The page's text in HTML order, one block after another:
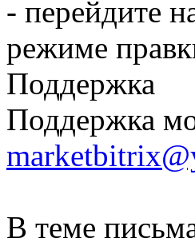
- перейдите
режиме
Поддержка
Поддержка
В теме